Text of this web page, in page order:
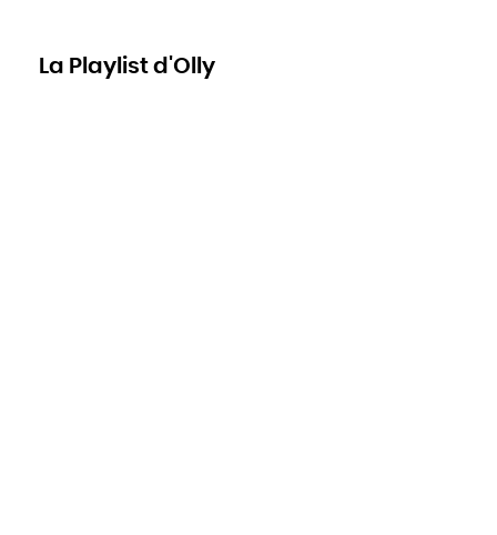
La Playlist d'Olly